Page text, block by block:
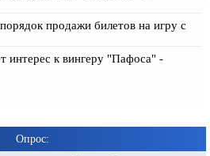
продажи билетов на игру с
интерес к вингеру "Пафоса" -
Опрос: